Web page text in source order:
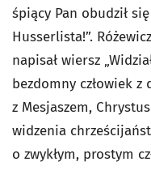
śpiący Pan obudził
Husserlista!”.
napisał wiersz
bezdomny człowiek z
z Mesjaszem,
widzenia
o zwykłym, prostym